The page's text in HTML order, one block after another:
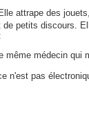
attrape des
petits discours.
même médecin qui
n'est pas